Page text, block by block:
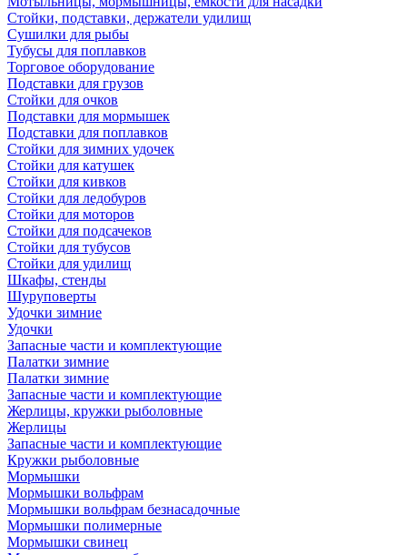
Стойки, подставки, держатели удилищ
Сушилки для рыбы
Тубусы для поплавков
Торговое оборудование
Подставки для грузов
Стойки для очков
Подставки для мормышек
Подставки для поплавков
Стойки для зимних удочек
Стойки для катушек
Стойки для кивков
Стойки для ледобуров
Стойки для моторов
Стойки для подсачеков
Стойки для тубусов
Стойки для удилищ
Шкафы, стенды
Шуруповерты
Удочки зимние
Удочки
Запасные части и комплектующие
Палатки зимние
Палатки зимние
Запасные части и комплектующие
Жерлицы, кружки рыболовные
Жерлицы
Запасные части и комплектующие
Кружки рыболовные
Мормышки
Мормышки вольфрам
Мормышки вольфрам безнасадочные
Мормышки полимерные
Мормышки свинец